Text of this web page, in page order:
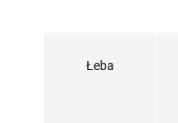
Łeba